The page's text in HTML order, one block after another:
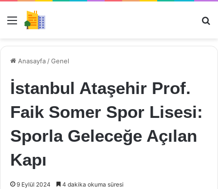
Menü
Anasayfa /Genel
İstanbul Ataşehir Prof.
Faik Somer Spor Lisesi:
Sporla Geleceğe Açılan
Kapı
9 Eylül 2024 4 dakika okuma süresi